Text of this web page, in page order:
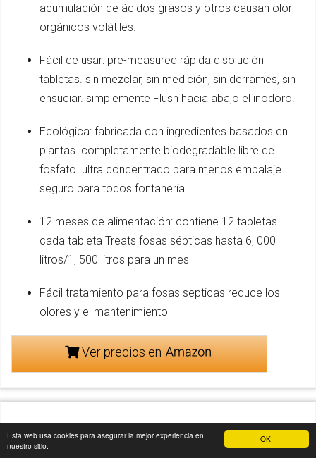
OK!
Esta web usa cookies para asegurar la mejor experiencia en
nuestro sitio.
acumulación de ácidos grasos y otros causan olor
orgánicos volátiles.
Fácil de usar: pre-measured rápida disolución
tabletas. sin mezclar, sin medición, sin derrames, sin
ensuciar. simplemente Flush hacia abajo el inodoro.
Ecológica: fabricada con ingredientes basados en
plantas. completamente biodegradable libre de
fosfato. ultra concentrado para menos embalaje
seguro para todos fontanería.
12 meses de alimentación: contiene 12 tabletas.
cada tableta Treats fosas sépticas hasta 6, 000
litros/1, 500 litros para un mes
Fácil tratamiento para fosas septicas reduce los
olores y el mantenimiento
Ver precios en